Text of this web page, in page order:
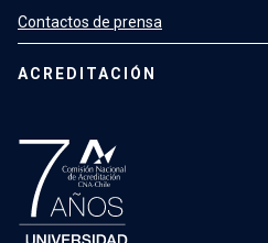
Contactos de prensa
ACREDITACIÓN